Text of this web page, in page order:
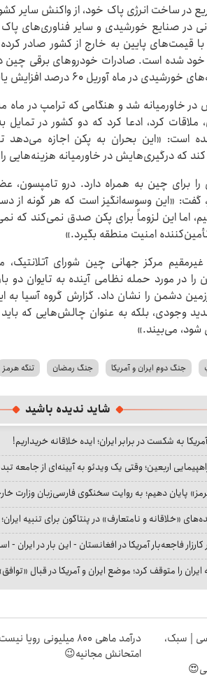
در ساخت انرژی پاک خود، از واکنش سایر
در صنایع خورشیدی و سایر فناوری‌های
با قیمت‌های پایین به خارج از کشور صادر
خود شده است. صادرات خودروهای برقی چین
خاورمیانه شد و هنگامی که ترامپ در ماه
کرد، ادعا کرد که دو کشور در تمایل
است: «این بحران به پکن اجازه می‌دهد
که درگیری‌هایش در خاورمیانه هزینه‌هایی
را برای چین به همراه دارد. درو تامپسون،
گفت: «این وسوسه‌انگیز است که هر گونه از
اما این لزوماً برای پکن صدق نمی‌کند که
امنیت منطقه بگیرد.»
مرکز جهانی چین شورای آتلانتیک،
در مورد حمله نظامی آینده به تایوان دو
دشمن را نشان داد. گزارش گروه آسیا به
وجودی، بلکه به عنوان چالش‌هایی که
شود، می‌بیند.»
جنگ دوم ایران و آمریکا جنگ رمضان تنگه هرمز
شاید ندیده باشید
به شکست در برابر ایران؛ ایده خلاقانه خریداریم!
اربعین؛ وقتی یک ویدئو به آیینه‌ای از جامعه
پایان دهیم؛ به روایت سخنگوی فارسی‌زبان وزارت
«خلاقانه و نامتعارف» در پنتاگون برای تنبیه
فاجعه‌بار آمریکا در افغانستان - این بار در ایران -
را متوقف کرد؛ موضع ایران و آمریکا در قبال
| سبک،
درآمد ماهی 800 میلیونی رویا
امتحانش مجانیه😉